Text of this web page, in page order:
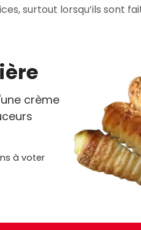
surtout lorsqu’ils sont
crème
à voter